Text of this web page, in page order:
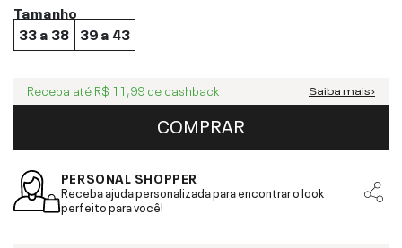
Tamanho
33 a 38 39 a 43
Receba até R$ 11,99 de cashback Saiba mais ›
COMPRAR
PERSONAL SHOPPER
Receba ajuda personalizada para encontrar o look
perfeito para você!